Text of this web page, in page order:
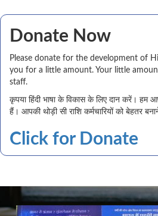
Donate Now
Please donate for the development of
you for a little amount. Your little
staff.
कृपया हिंदी भाषा के विकास के लिए दान करें। हम
हैं। आपकी थोड़ी सी राशि कर्मचारियों को बेहतर
Click for Donate